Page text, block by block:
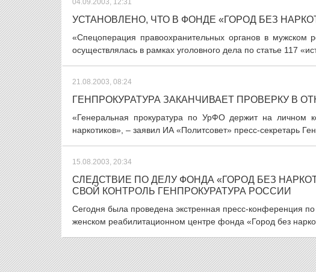
04.09.2003, 12:31
УСТАНОВЛЕНО, ЧТО В ФОНДЕ «ГОРОД БЕЗ
«Спецоперация правоохранительных органов в мужском
осуществлялась в рамках уголовного дела по статье 117
21.08.2003, 08:24
ГЕНПРОКУРАТУРА ЗАКАНЧИВАЕТ ПРОВЕРКУ В
«Генеральная прокуратура по УрФО держит на личном
наркотиков», – заявил ИА «Политсовет» пресс-секретарь
15.08.2003, 20:34
СЛЕДСТВИЕ ПО ДЕЛУ ФОНДА «ГОРОД БЕЗ
СВОЙ КОНТРОЛЬ ГЕНПРОКУРАТУРА РОССИИ
Сегодня была проведена экстренная пресс-конференция
женском реабилитационном центре фонда «Город без